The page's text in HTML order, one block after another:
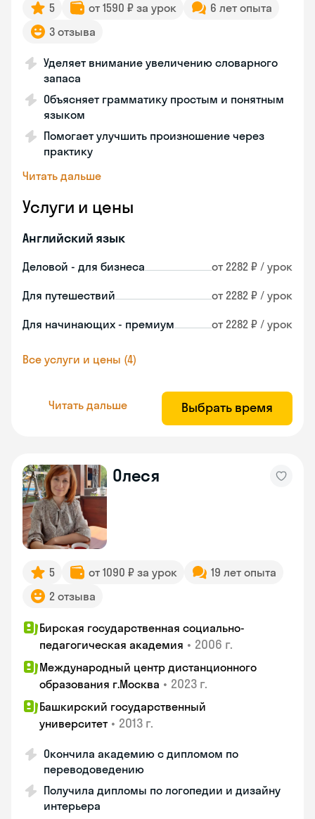
5 от 1590 ₽ за урок
6 лет опыта
3 отзыва
Уделяет внимание увеличению словарного
запаса
Объясняет грамматику простым и понятным
языком
Помогает улучшить произношение через
практику
Читать дальше
Услуги и цены
Английский язык
Деловой - для бизнеса от 2282 ₽ / урок
Для путешествий от 2282 ₽ / урок
Для начинающих - премиум от 2282 ₽ / урок
Все услуги и цены (4)
Читать дальше Выбрать время
Олеся
5 от 1090 ₽ за урок
19 лет опыта
2 отзыва
Бирская государственная социально-
педагогическая академия • 2006 г.
Международный центр дистанционного
образования г.Москва • 2023 г.
Башкирский государственный
университет • 2013 г.
Окончила академию с дипломом по
переводоведению
Получила дипломы по логопедии и дизайну
интерьера